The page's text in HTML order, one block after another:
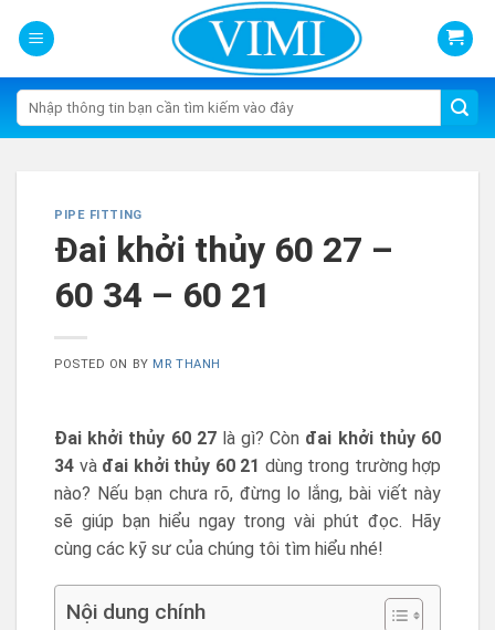
Tìm
kiếm:
PIPE FITTING
Đai khởi thủy 60 27 –
60 34 – 60 21
POSTED ON BY MR THANH
Đai khởi thủy 60 27là gì? Còn đai khởi thủy 60
34 và đai khởi thủy 60 21 dùng trong trường hợp
nào? Nếu bạn chưa rõ, đừng lo lắng, bài viết này
sẽ giúp bạn hiểu ngay trong vài phút đọc. Hãy
cùng các kỹ sư của chúng tôi tìm hiểu nhé!
Nội dung chính